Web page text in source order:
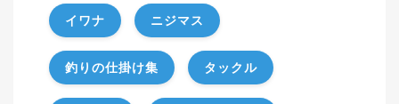
イワナ ニジマス
釣りの仕掛け集 タックル